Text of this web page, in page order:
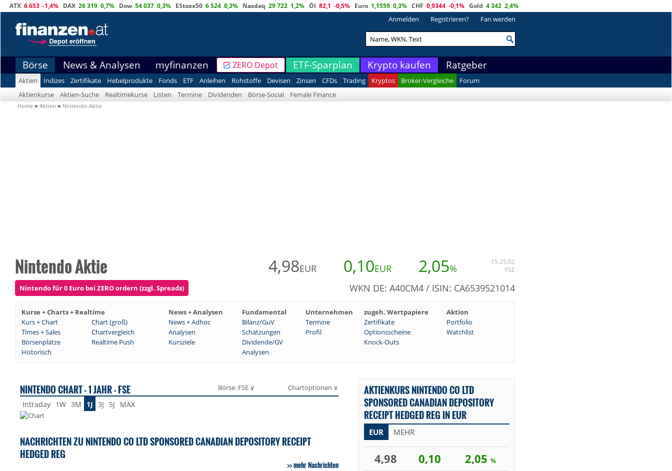
ATX 6 653 -1,4% DAX 26 319 0,7% Dow 54 037 0,3% EStoxx50 6 524 0,3% Nasdaq 29 722 1,2% Öl 82,1 -0,5% Euro 1,1559 0,3% CHF 0,9344 -0,1% Gold 4 342 2,4%
Anmelden Registrieren? Fan werden
Börse News & Analysen myfinanzen ZERO Depot ETF-Sparplan Krypto kaufen Ratgeber
Aktien Indizes Zertifikate Hebelprodukte Fonds ETF Anleihen Rohstoffe Devisen Zinsen CFDs Trading Kryptos Broker-Vergleiche
Forum
Aktienkurse
Aktien-Suche Realtimekurse Listen Termine Dividenden Börse-Social Female Finance
Home » Aktien » Nintendo-Aktie
Nintendo Aktie 4,98EUR 0,10EUR 2,05%
15:25:02
FSE
Nintendo für 0 Euro bei ZERO ordern (zzgl. Spreads) WKN DE: A40CM4 / ISIN: CA6539521014
Kurse + Charts + Realtime News + Analysen Fundamental Unternehmen zugeh. Wertpapiere
Aktion
Kurs + Chart
Chart (groß) News + Adhoc Bilanz/GuV Termine Zertifikate
Portfolio
Times + Sales
Chartvergleich Analysen Schätzungen Profil Optionsscheine
Watchlist
Börsenplätze
Realtime Push Kursziele Dividende/GV
Knock-Outs
Historisch
Analysen
NINTENDO CHART - 1 JAHR - FSE Börse: FSE ∨ Chartoptionen ∨
Intraday 1W 3M 1J 3J 5J MAX
NACHRICHTEN ZU NINTENDO CO LTD SPONSORED CANADIAN DEPOSITORY RECEIPT
HEDGED REG
mehr Nachrichten
AKTIENKURS NINTENDO CO LTD
SPONSORED CANADIAN DEPOSITORY
RECEIPT HEDGED REG IN EUR
EUR MEHR
4,98 0,10 2,05%